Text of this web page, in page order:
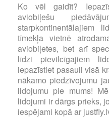
Ko vēl gaidīt?
aviobiļešu
starpkontinentālajiem
tīmekļa vietnē
aviobiļetes, bet arī
līdzi pievilcīgajiem
iepazīstiet pasauli visā
nākamo piedzīvojumu
lidojumu pie mums!
lidojumi ir dārgs prieks,
iespējami kopā ar